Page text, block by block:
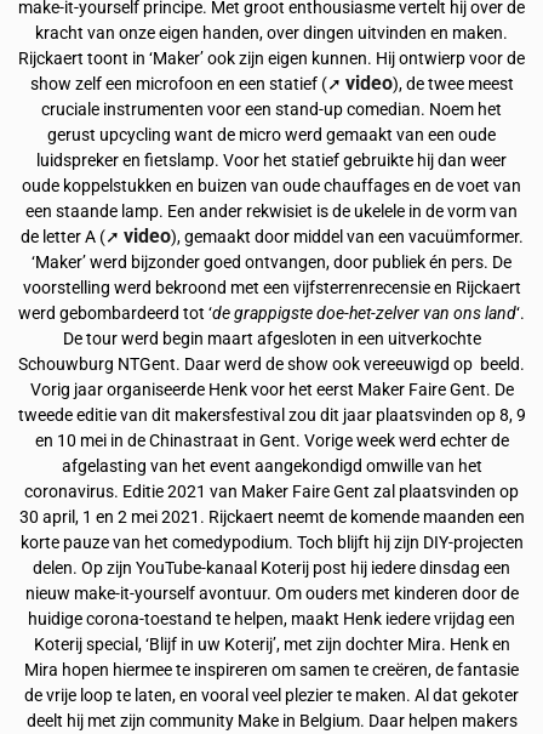
make-it-yourself principe. Met groot enthousiasme vertelt hij over de
kracht van onze eigen handen, over dingen uitvinden en maken.
Rijckaert toont in ‘Maker’ ook zijn eigen kunnen. Hij ontwierp voor de
show zelf een microfoon en een statief (➚ video), de twee meest
cruciale instrumenten voor een stand-up comedian. Noem het
gerust upcycling want de micro werd gemaakt van een oude
luidspreker en fietslamp. Voor het statief gebruikte hij dan weer
oude koppelstukken en buizen van oude chauffages en de voet van
een staande lamp. Een ander rekwisiet is de ukelele in de vorm van
de letter A (➚ video), gemaakt door middel van een vacuümformer.
‘Maker’ werd bijzonder goed ontvangen, door publiek én pers. De
voorstelling werd bekroond met een vijfsterrenrecensie en Rijckaert
werd gebombardeerd tot ‘de grappigste doe-het-zelver van ons land‘.
De tour werd begin maart afgesloten in een uitverkochte
Schouwburg NTGent. Daar werd de show ook vereeuwigd op beeld.
Vorig jaar organiseerde Henk voor het eerst Maker Faire Gent. De
tweede editie van dit makersfestival zou dit jaar plaatsvinden op 8, 9
en 10 mei in de Chinastraat in Gent. Vorige week werd echter de
afgelasting van het event aangekondigd omwille van het
coronavirus. Editie 2021 van Maker Faire Gent zal plaatsvinden op
30 april, 1 en 2 mei 2021. Rijckaert neemt de komende maanden een
korte pauze van het comedypodium. Toch blijft hij zijn DIY-projecten
delen. Op zijn YouTube-kanaal Koterij post hij iedere dinsdag een
nieuw make-it-yourself avontuur. Om ouders met kinderen door de
huidige corona-toestand te helpen, maakt Henk iedere vrijdag een
Koterij special, ‘Blijf in uw Koterij’, met zijn dochter Mira. Henk en
Mira hopen hiermee te inspireren om samen te creëren, de fantasie
de vrije loop te laten, en vooral veel plezier te maken. Al dat gekoter
deelt hij met zijn community Make in Belgium. Daar helpen makers